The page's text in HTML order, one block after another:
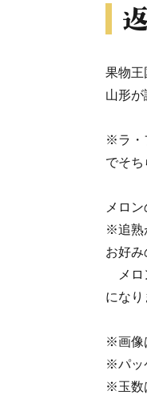
果物王
山形が
※ラ・
でそち
メロ
※追熟
お好み
メロ
になり
※画像
※パッ
※玉数